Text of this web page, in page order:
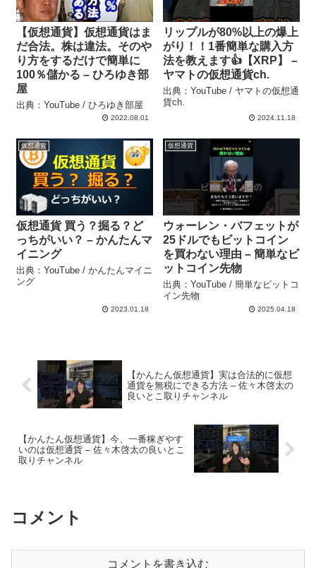
【仮想通貨】仮想通貨はま
だ合法。株は違法。そのや
り方をするだけで簡単に
100％儲かる – ひろゆき部
屋
出典：YouTube / ひろゆき部屋
2022.08.01
リップルが80%以上の爆上
がり！！1番簡単な購入方
法を教えます👍【XRP】 –
ヤマトの仮想通貨ch.
出典：YouTube / ヤマトの仮想通
貨ch.
2024.11.18
仮想通貨
仮想通貨 買う？掘る？ど
っちがいい？ – かんたんマ
イニング
出典：YouTube / かんたんマイニ
ング
2023.01.18
仮想通貨
ウォーレン・バフェットが
25ドルでもビットコイン
を買わない理由 – 簡単なビ
ットコイン先物
出典：YouTube / 簡単なビットコ
イン先物
2025.04.18
【かんたん仮想通貨】実は合法的に仮想
通貨を無税にできる方法 – 佐々木啓太の
良いとこ取りチャンネル
【かんたん仮想通貨】今、一番稼ぎやす
いのは仮想通貨 – 佐々木啓太の良いとこ
取りチャンネル
コメント
コメントを書き込む